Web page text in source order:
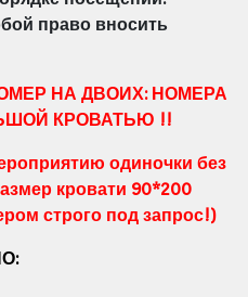
право вносить
НА ДВОИХ: НОМЕРА
КРОВАТЬЮ !!
одиночки без
кровати 90*200
строго под запрос!)